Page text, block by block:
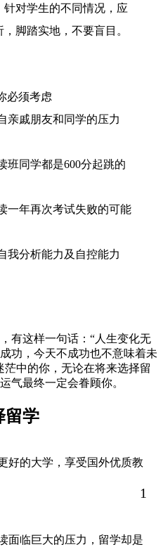
对学生的不同情况，应
脚踏实地，不要盲目。
必须考虑
亲戚朋友和同学的压力
班同学都是600分起跳的
一年再次考试失败的可能
我分析能力及自控能力
有这样一句话：“人生变化无
功，今天不成功也不意味着未
中的你，无论在将来选择留
气最终一定会眷顾你。
留学
1
好的大学，享受国外优质教
面临巨大的压力，留学却是